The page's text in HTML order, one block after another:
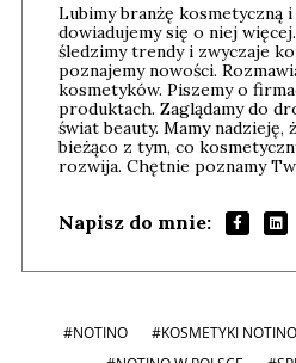
Lubimy branżę kosmetyczną
dowiadujemy się o niej
śledzimy trendy i zwyczaje
poznajemy nowości.
kosmetyków. Piszemy o
produktach. Zaglądamy do
świat beauty. Mamy nadzieję,
bieżąco z tym, co
rozwija. Chętnie poznamy
Napisz do mnie:
#NOTINO #KOSMETYKI NOTINO